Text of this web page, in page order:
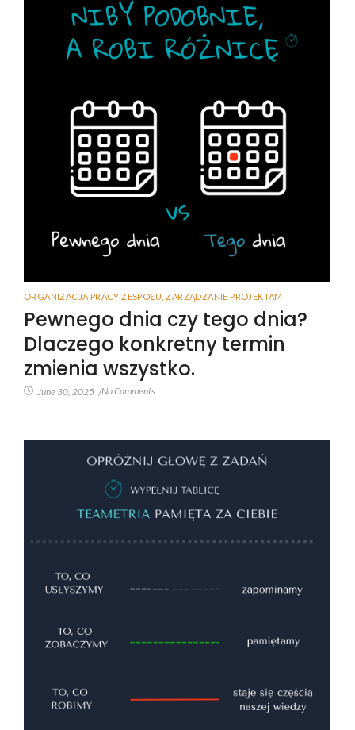
ORGANIZACJA PRACY ZESPOŁU ZARZĄDZANIE PROJEKTAM
Pewnego dnia czy tego dnia?
Dlaczego konkretny termin
zmienia wszystko.
June 30, 2025 /No Comments